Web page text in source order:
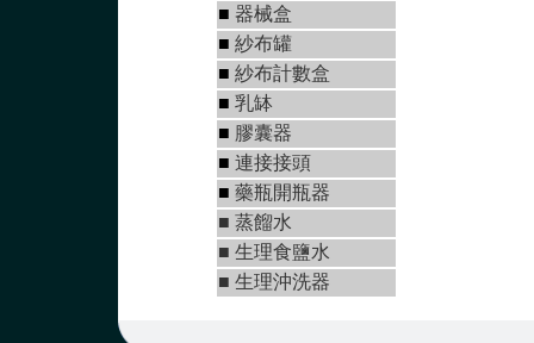
■ 器械盒
■ 紗布罐
■ 紗布計數盒
■ 乳缽
■ 膠囊器
■ 連接接頭
■ 藥瓶開瓶器
■ 蒸餾水
■ 生理食鹽水
■ 生理沖洗器